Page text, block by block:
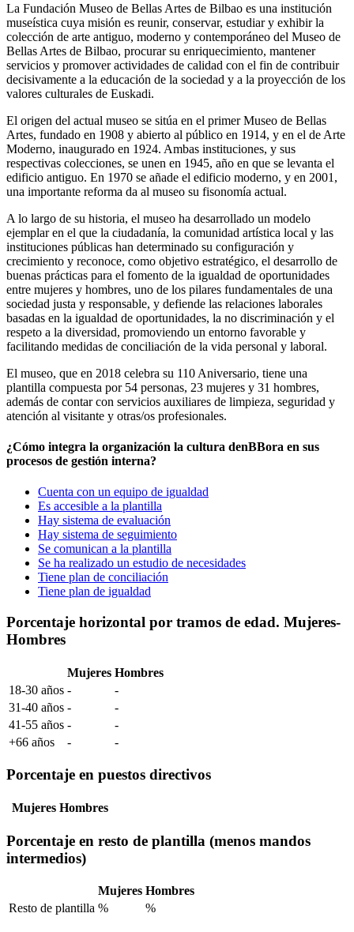
La Fundación Museo de Bellas Artes de Bilbao es una institución
museística cuya misión es reunir, conservar, estudiar y exhibir la
colección de arte antiguo, moderno y contemporáneo del Museo de
Bellas Artes de Bilbao, procurar su enriquecimiento, mantener
servicios y promover actividades de calidad con el fin de contribuir
decisivamente a la educación de la sociedad y a la proyección de los
valores culturales de Euskadi.
El origen del actual museo se sitúa en el primer Museo de Bellas
Artes, fundado en 1908 y abierto al público en 1914, y en el de Arte
Moderno, inaugurado en 1924. Ambas instituciones, y sus
respectivas colecciones, se unen en 1945, año en que se levanta el
edificio antiguo. En 1970 se añade el edificio moderno, y en 2001,
una importante reforma da al museo su fisonomía actual.
A lo largo de su historia, el museo ha desarrollado un modelo
ejemplar en el que la ciudadanía, la comunidad artística local y las
instituciones públicas han determinado su configuración y
crecimiento y reconoce, como objetivo estratégico, el desarrollo de
buenas prácticas para el fomento de la igualdad de oportunidades
entre mujeres y hombres, uno de los pilares fundamentales de una
sociedad justa y responsable, y defiende las relaciones laborales
basadas en la igualdad de oportunidades, la no discriminación y el
respeto a la diversidad, promoviendo un entorno favorable y
facilitando medidas de conciliación de la vida personal y laboral.
El museo, que en 2018 celebra su 110 Aniversario, tiene una
plantilla compuesta por 54 personas, 23 mujeres y 31 hombres,
además de contar con servicios auxiliares de limpieza, seguridad y
atención al visitante y otras/os profesionales.
¿Cómo integra la organización la cultura denBBora en sus
procesos de gestión interna?
Cuenta con un equipo de igualdad
Es accesible a la plantilla
Hay sistema de evaluación
Hay sistema de seguimiento
Se comunican a la plantilla
Se ha realizado un estudio de necesidades
Tiene plan de conciliación
Tiene plan de igualdad
Porcentaje horizontal por tramos de edad. Mujeres-
Hombres
Mujeres Hombres
18-30 años -
-
31-40 años -
-
41-55 años -
-
+66 años
- -
Porcentaje en puestos directivos
Mujeres Hombres
Porcentaje en resto de plantilla (menos mandos
intermedios)
Mujeres Hombres
Resto de plantilla % %